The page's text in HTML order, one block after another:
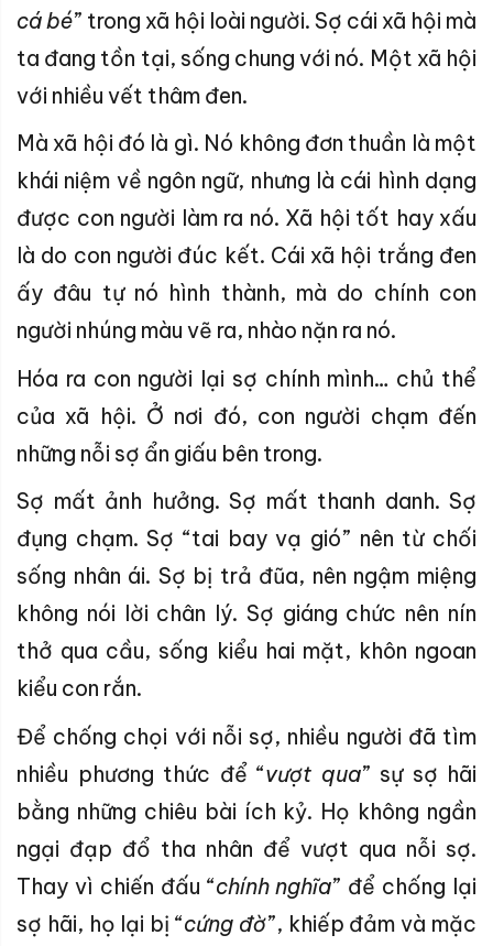
cá bé” trong xã hội loài người. Sợ cái xã hội mà
ta đang tồn tại, sống chung với nó. Một xã hội
với nhiều vết thâm đen.
Mà xã hội đó là gì. Nó không đơn thuần là một
khái niệm về ngôn ngữ, nhưng là cái hình dạng
được con người làm ra nó. Xã hội tốt hay xấu
là do con người đúc kết. Cái xã hội trắng đen
ấy đâu tự nó hình thành, mà do chính con
người nhúng màu vẽ ra, nhào nặn ra nó.
Hóa ra con người lại sợ chính mình… chủ thể
của xã hội. Ở nơi đó, con người chạm đến
những nỗi sợ ẩn giấu bên trong.
Sợ mất ảnh hưởng. Sợ mất thanh danh. Sợ
đụng chạm. Sợ “tai bay vạ gió” nên từ chối
sống nhân ái. Sợ bị trả đũa, nên ngậm miệng
không nói lời chân lý. Sợ giáng chức nên nín
thở qua cầu, sống kiểu hai mặt, khôn ngoan
kiểu con rắn.
Để chống chọi với nỗi sợ, nhiều người đã tìm
nhiều phương thức để “vượt qua” sự sợ hãi
bằng những chiêu bài ích kỷ. Họ không ngần
ngại đạp đổ tha nhân để vượt qua nỗi sợ.
Thay vì chiến đấu “chính nghĩa” để chống lại
sợ hãi, họ lại bị “cứng đờ”, khiếp đảm và mặc